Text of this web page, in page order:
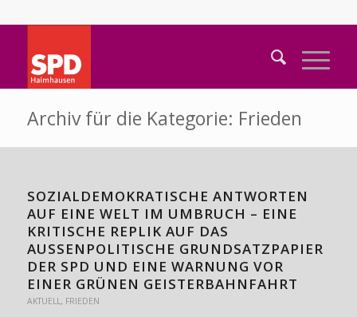
Archiv für die Kategorie: Frieden
SOZIALDEMOKRATISCHE ANTWORTEN
AUF EINE WELT IM UMBRUCH – EINE
KRITISCHE REPLIK AUF DAS
AUSSENPOLITISCHE GRUNDSATZPAPIER D
ER SPD UND EINE WARNUNG VOR E
INER GRÜNEN GEISTERBAHNFAHRT
AKTUELL, FRIEDEN